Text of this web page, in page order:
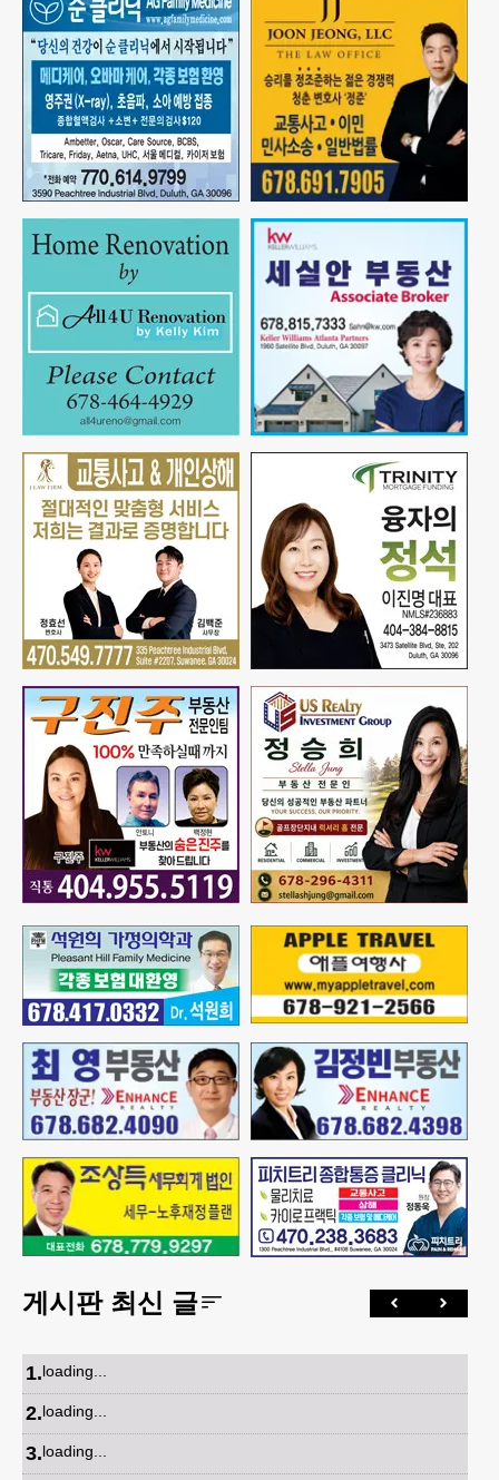
게시판 최신 글
1.loading...
2.loading...
3.loading...